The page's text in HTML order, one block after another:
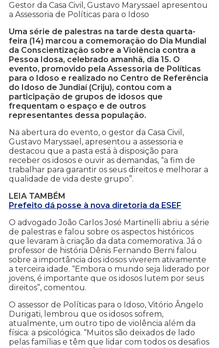
Gestor da Casa Civil, Gustavo Maryssael apresentou
a Assessoria de Políticas para o Idoso
Uma série de palestras na tarde desta quarta-
feira (14) marcou a comemoração do Dia Mundial
da Conscientização sobre a Violência contra a
Pessoa Idosa, celebrado amanhã, dia 15. O
evento, promovido pela Assessoria de Políticas
para o Idoso e realizado no Centro de Referência
do Idoso de Jundiaí (Criju), contou com a
participação de grupos de idosos que
frequentam o espaço e de outros
representantes dessa população.
Na abertura do evento, o gestor da Casa Civil,
Gustavo Maryssael, apresentou a assessoria e
destacou que a pasta está à disposição para
receber os idosos e ouvir as demandas, “a fim de
trabalhar para garantir os seus direitos e melhorar a
qualidade de vida deste grupo”.
LEIA TAMBÉM
Prefeito dá posse à nova diretoria da ESEF
O advogado João Carlos José Martinelli abriu a série
de palestras e falou sobre os aspectos históricos
que levaram à criação da data comemorativa. Já o
professor de história Dênis Fernando Berni falou
sobre a importância dos idosos viverem ativamente
a terceira idade. “Embora o mundo seja liderado por
jovens, é importante que os idosos lutem por seus
direitos”, comentou.
O assessor de Políticas para o Idoso, Vitório Ângelo
Durigati, lembrou que os idosos sofrem,
atualmente, um outro tipo de violência além da
física: a psicológica. “Muitos são deixados de lado
pelas famílias e têm que lidar com todos os desafios